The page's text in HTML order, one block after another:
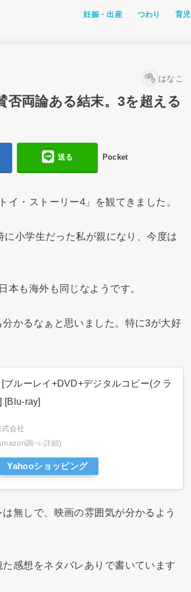
妊娠・出産 つわり 育児
はなこ
否両論ある結末。3を超える
送る Pocket
イ・ストーリー4」を観てきました。
小学生だった私が親になり、今度は
本も海外も同じなようです。
かるなぁと思いました。特に3が大好
ブルーレイ+DVD+デジタルコピー(クラ
[Blu-ray]
会社
調べ-詳細)
Yahooショッピング
無しで、映画の雰囲気が分かるよう
感想をネタバレありで書いています